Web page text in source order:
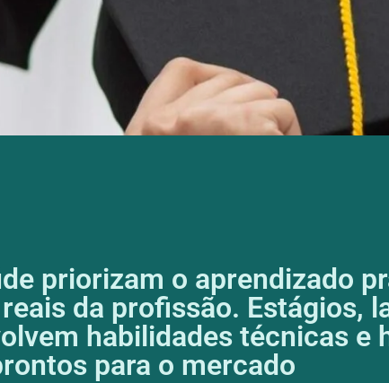
priorizam o aprendizado
da profissão. Estágios,
habilidades técnicas e
para o mercado